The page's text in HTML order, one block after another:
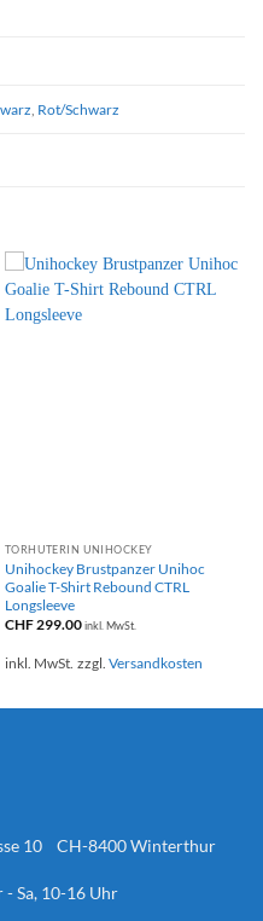
Rot/Schwarz
TORHÜTERIN UNIHOCKEY
Unihockey Brustpanzer Unihoc
Goalie T-Shirt Rebound CTRL
Longsleeve
CHF299.00 inkl. MwSt.
inkl. MwSt. zzgl. Versandkosten
10 CH-8400 Winterthur
Sa, 10-16 Uhr